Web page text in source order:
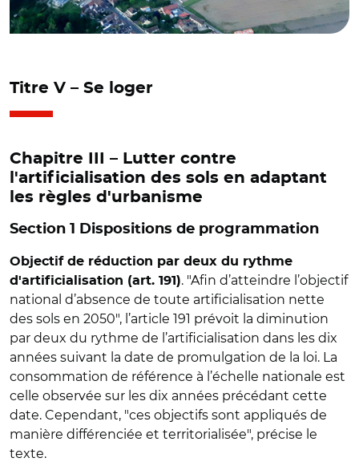
Titre V – Se loger
Chapitre III – Lutter contre
l'artificialisation des sols en adaptant
les règles d'urbanisme
Section 1 Dispositions de programmation
Objectif de réduction par deux du rythme
d'artificialisation (art. 191). "Afin d’atteindre l’objectif
national d’absence de toute artificialisation nette
des sols en 2050", l’article 191 prévoit la diminution
par deux du rythme de l’artificialisation dans les dix
années suivant la date de promulgation de la loi. La
consommation de référence à l’échelle nationale est
celle observée sur les dix années précédant cette
date. Cependant, "ces objectifs sont appliqués de
manière différenciée et territorialisée", précise le
texte.